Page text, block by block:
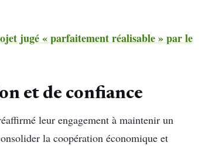
jugé « parfaitement réalisable » par le
et de confiance
leur engagement à maintenir un
la coopération économique et